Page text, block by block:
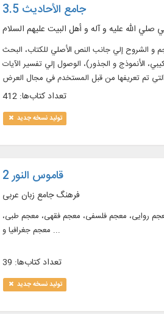
جامع الأحاديث 3.5
صلي الله عليه و آله و أهل البيت عليهم السلام
مشاهدة التراجم و الشروح إلي جانب النص الأصلي للكتاب، البحث
الأنموذج و الجذور)، الوصول إلي تفسير الآيات
تم تعريفها من قبل المستخدم في مجال العرض
تعداد کتاب‌ها: 412
تولید نسخه جدید
قاموس النور 2
فرهنگ جامع زبان عربی
قرآنی، معجم روایی، معجم فلسفی، معجم فقهی، معجم طبی،
معجم جغرافیا و ...
تعداد کتاب‌ها: 39
تولید نسخه جدید